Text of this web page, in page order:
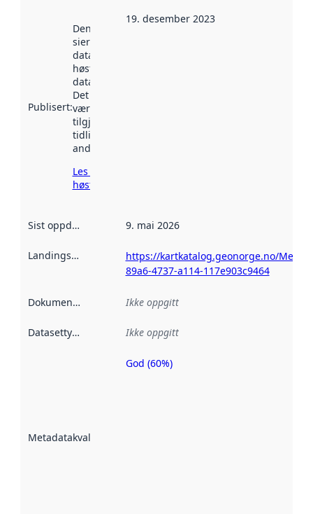
Publisert:
Denne datoen
sier når
datasettet ble
høstet av
data.norge.no.
Det kan ha
vært
tilgjengelig
tidligere
andre steder.
Les mer om
høsting her
19. desember 2023
Sist oppdatert 9. mai 2026
Landingsside
https://kartkatalog.geonorge.no/
89a6-4737-a114-117e903c9464
Dokumentasjon Ikke oppgitt
Datasettype Ikke oppgitt
Metadatakvalitet
Metadatakvalitet
God (60%)